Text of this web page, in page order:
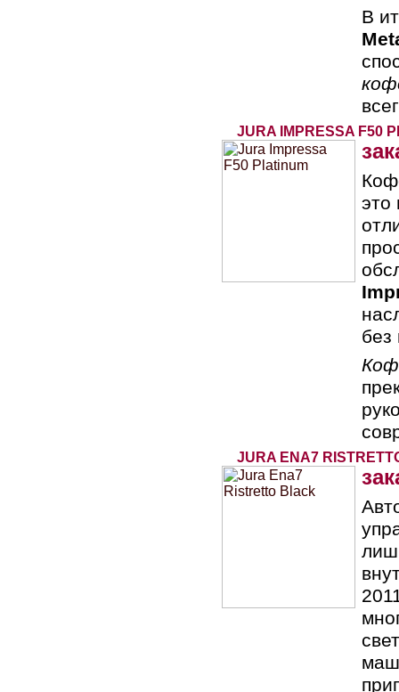
В
JURA IMPRESSA F50
это
без
JURA ENA7